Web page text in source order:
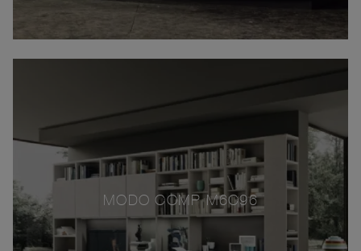
MODO COMP M6C96